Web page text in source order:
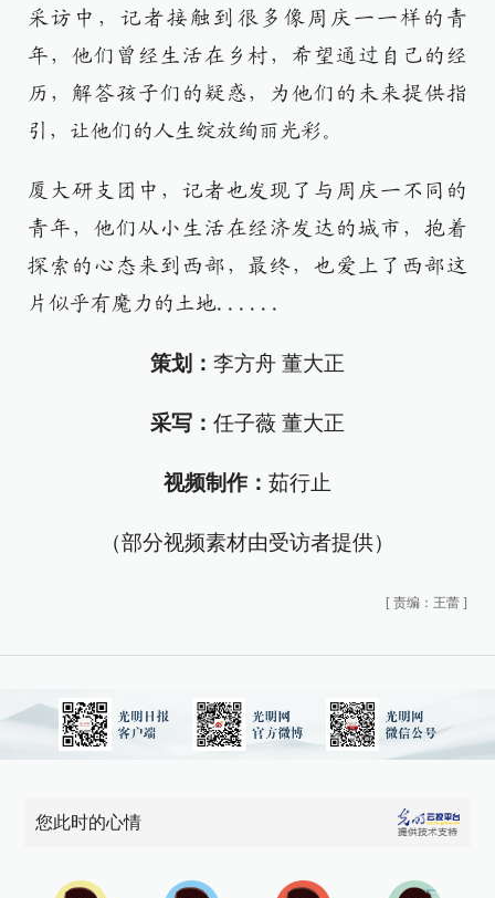
采访中，记者接触到很多像周庆一一样的青
年，他们曾经生活在乡村，希望通过自己的经
历，解答孩子们的疑惑，为他们的未来提供指
引，让他们的人生绽放绚丽光彩。
厦大研支团中，记者也发现了与周庆一不同的
青年，他们从小生活在经济发达的城市，抱着
探索的心态来到西部，最终，也爱上了西部这
片似乎有魔力的土地......
策划： 李方舟 董大正
采写： 任子薇 董大正
视频制作： 茹行止
（部分视频素材由受访者提供）
[ 责编：王蕾 ]
您此时的心情